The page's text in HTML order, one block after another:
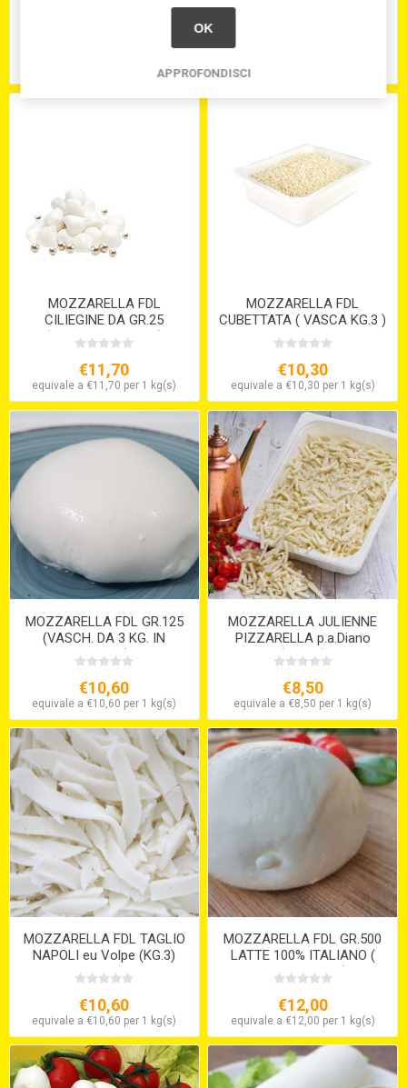
equivale a -€23,40 per 1 kg(s) equivale a €0,00 per 0 kg(s)
MOZZARELLA FDL
CILIEGINE DA GR.25
(vaschette Da 1 Kg)
€11,70
equivale a €11,70 per 1 kg(s)
MOZZARELLA FDL
CUBETTATA ( VASCA KG.3 )
€10,30
equivale a €10,30 per 1 kg(s)
MOZZARELLA FDL GR.125
(VASCH. DA 3 KG. IN
ACQUA)
€10,60
equivale a €10,60 per 1 kg(s)
MOZZARELLA JULIENNE
PIZZARELLA p.a.Diano
(KG.2,5)
€8,50
equivale a €8,50 per 1 kg(s)
MOZZARELLA FDL TAGLIO
NAPOLI eu Volpe (KG.3)
€10,60
equivale a €10,60 per 1 kg(s)
MOZZARELLA FDL GR.500
LATTE 100% ITALIANO (
gr.500 x 6 IN ACQUA) SOLO
SU ORDINAZIONE
€12,00
equivale a €12,00 per 1 kg(s)
OK
APPROFONDISCI